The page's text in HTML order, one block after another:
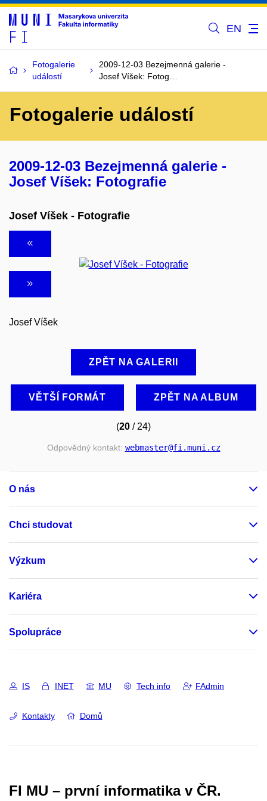
EN
Fotogalerie
událostí
2009-12-03 Bezejmenná galerie -
Josef Víšek: Fotog…
Fotogalerie událostí
2009-12-03 Bezejmenná galerie -
Josef Víšek: Fotografie
Josef Víšek - Fotografie
Josef Víšek
ZPĚT NA GALERII
VĚTŠÍ FORMÁT ZPĚT NA ALBUM
(20 / 24)
Odpovědný kontakt: webmaster@fi .muni .cz
O nás
Chci studovat
Výzkum
Kariéra
Spolupráce
IS INET MU Tech info FAdmin
Kontakty Domů
FI MU – první informatika v ČR.